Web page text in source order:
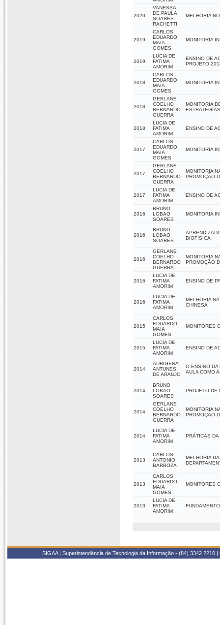
2020
VANESSA
DE PAULA
SOARES
RACHETTI
MELHORIA
2019
CARLOS
EDUARDO
MAIA
GOMES
MONITORIA
2019
LUCIA DE
FATIMA
AMORIM
ENSINO DE
PROJETO
2018
CARLOS
EDUARDO
MAIA
GOMES
MONITORIA
2018
GERLANE
COELHO
BERNARDO
GUERRA
MONITORIA
2018
LUCIA DE
FATIMA
AMORIM
ENSINO DE
2017
CARLOS
EDUARDO
MAIA
GOMES
MONITORIA
2017
GERLANE
COELHO
BERNARDO
GUERRA
MONITORIA
PROMOÇÃO
2017
LUCIA DE
FATIMA
AMORIM
ENSINO DE
2016
BRUNO
LOBAO
SOARES
MONITORIA
2016
BRUNO
LOBAO
SOARES
BIOFÍSICA
2016
GERLANE
COELHO
BERNARDO
GUERRA
MONITORIA
PROMOÇÃO
2016
LUCIA DE
FATIMA
AMORIM
ENSINO DE
2016
LUCIA DE
FATIMA
AMORIM
MELHORIA
CHINESA
2015
CARLOS
EDUARDO
MAIA
GOMES
MONITORES
2015
LUCIA DE
FATIMA
AMORIM
ENSINO DE
2014
AURIGENA
ANTUNES
DE ARAUJO
O ENSINO DA
AULA COMO
2014
BRUNO
LOBAO
SOARES
PROJETO DE
2014
GERLANE
COELHO
BERNARDO
GUERRA
MONITORIA
PROMOÇÃO
2014
LUCIA DE
FATIMA
AMORIM
PRÁTICAS DA
2013
CARLOS
ANTONIO
BARBOZA
MELHORIA
2013
CARLOS
EDUARDO
MAIA
GOMES
MONITORES
2013
LUCIA DE
FATIMA
AMORIM
SIGAA | Superintendência de Tecnologia da Informação - (84) 3342